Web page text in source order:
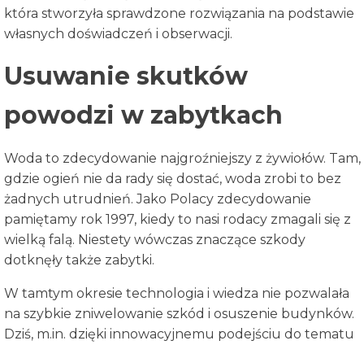
która stworzyła sprawdzone rozwiązania na podstawie
własnych doświadczeń i obserwacji.
Usuwanie skutków
powodzi w zabytkach
Woda to zdecydowanie najgroźniejszy z żywiołów. Tam,
gdzie ogień nie da rady się dostać, woda zrobi to bez
żadnych utrudnień. Jako Polacy zdecydowanie
pamiętamy rok 1997, kiedy to nasi rodacy zmagali się z
wielką falą. Niestety wówczas znaczące szkody
dotknęły także zabytki.
W tamtym okresie technologia i wiedza nie pozwalała
na szybkie zniwelowanie szkód i osuszenie budynków.
Dziś, m.in. dzięki innowacyjnemu podejściu do tematu